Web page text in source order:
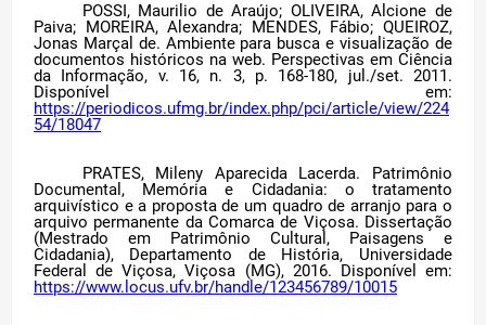
POSSI, Maurilio de Araújo; OLIVEIRA, Alcione de
Paiva; MOREIRA, Alexandra; MENDES, Fábio; QUEIROZ,
Jonas Marçal de. Ambiente para busca e visualização de
documentos históricos na web. Perspectivas em Ciência
da Informação, v. 16, n. 3, p. 168-180, jul./set. 2011.
Disponível em:
https://periodicos.ufmg.br/index.php/pci/article/view/224
54/18047
PRATES, Mileny Aparecida Lacerda. Patrimônio
Documental, Memória e Cidadania: o tratamento
arquivístico e a proposta de um quadro de arranjo para o
arquivo permanente da Comarca de Viçosa. Dissertação
(Mestrado em Patrimônio Cultural, Paisagens e
Cidadania), Departamento de História, Universidade
Federal de Viçosa, Viçosa (MG), 2016. Disponível em:
https://www.locus.ufv.br/handle/123456789/10015